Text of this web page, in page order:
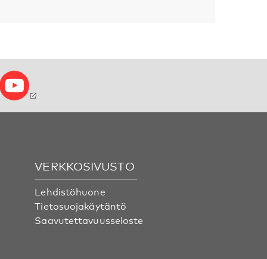
VERKKOSIVUSTO
Lehdistöhuone
Tietosuojakäytäntö
Saavutettavuusseloste